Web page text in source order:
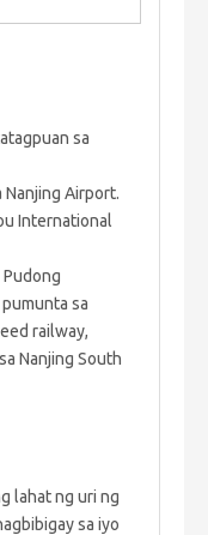
sa
Nanjing Airport.
International
Pudong
sa
railway,
Nanjing South
lahat ng uri ng
sa iyo